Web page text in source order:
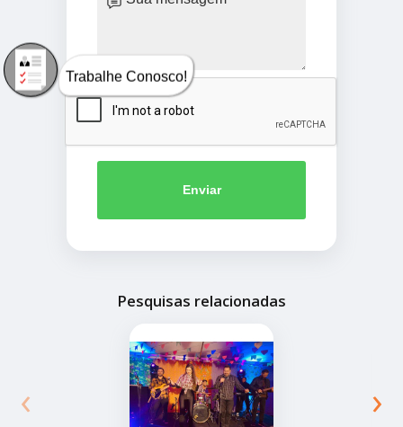
Enviar
Pesquisas relacionadas
‹ ›
Trabalhe Conosco!